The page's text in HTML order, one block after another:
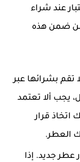
عند شراء
ضمن هذه
تقم بشرائها عبر
يجب ألا تعتمد
اتخاذ قرار
العطر.
عطر جديد. إذا